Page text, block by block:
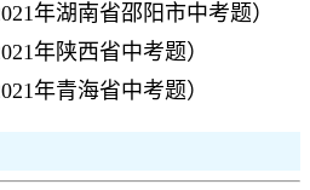
年湖南省邵阳市中考题）
年陕西省中考题）
年青海省中考题）